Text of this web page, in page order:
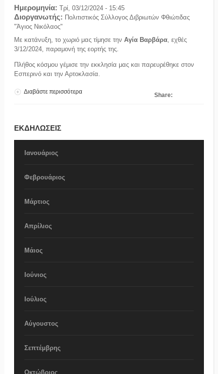
Ημερομηνία: Τρί, 03/12/2024 - 15:45
Διοργανωτής: Πολιτιστικός Σύλλογος Διβριωτών Φθιώτιδας
"Άγιος Νικόλαος"
Με κατάνυξη, το χωριό μας τίμησε την Αγία Βαρβάρα, εχθές
3/12/2024, παραμονή της εορτής της.
Πλήθος κόσμου γέμισε την εκκλησία μας και παρευρέθηκε στον
Εσπερινό και την Αρτοκλασία.
Share:
Διαβάστε περισσότεραγια Αγία Βαρβάρα 2024
ΕΚΔΗΛΩΣΕΙΣ
Ιανουάριος
Φεβρουάριος
Μάρτιος
Απρίλιος
Μάιος
Ιούνιος
Ιούλιος
Αύγουστος
Σεπτέμβρης
Οκτώβριος